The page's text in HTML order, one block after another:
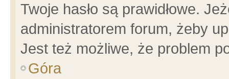
Twoje hasło są prawidłowe.
administratorem forum, żeby
Jest też możliwe, że problem
Góra